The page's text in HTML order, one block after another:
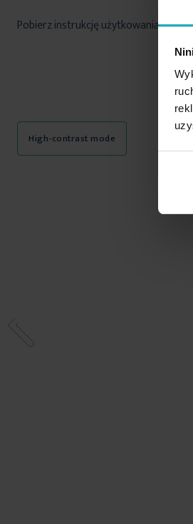
Pobierz instrukcję użytkowania i
High-contrast mode